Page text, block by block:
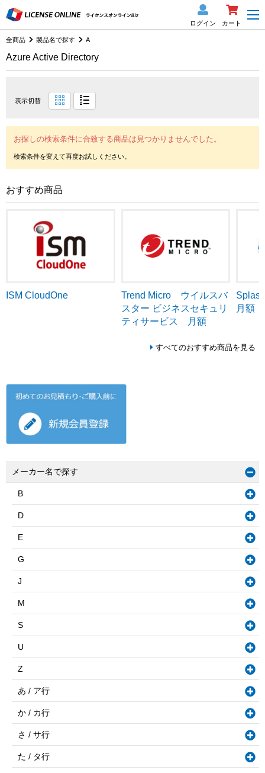
ログイン カート
全商品 製品名で探す A
Azure Active Directory
表示切替
お探しの検索条件に合致する商品は見つかりませんでした。
おすすめ商品
ISM CloudOne
Trend Micro ウイルスバ
スター ビジネスセキュリ
ティサービス 月額
月額
すべてのおすすめ商品を見る
メーカー名で探す
B
D
E
G
J
M
S
U
Z
あ / ア行
か / カ行
さ / サ行
た / タ行